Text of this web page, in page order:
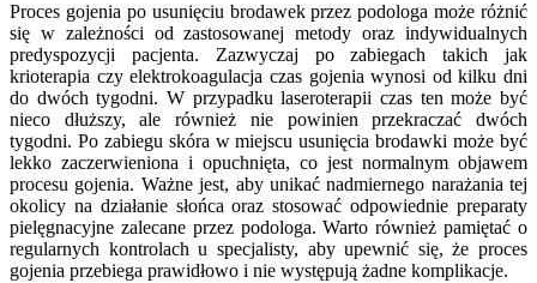
Proces gojenia po usunięciu brodawek przez podologa może różnić
się w zależności od zastosowanej metody oraz indywidualnych
predyspozycji pacjenta. Zazwyczaj po zabiegach takich jak
krioterapia czy elektrokoagulacja czas gojenia wynosi od kilku dni
do dwóch tygodni. W przypadku laseroterapii czas ten może być
nieco dłuższy, ale również nie powinien przekraczać dwóch
tygodni. Po zabiegu skóra w miejscu usunięcia brodawki może być
lekko zaczerwieniona i opuchnięta, co jest normalnym objawem
procesu gojenia. Ważne jest, aby unikać nadmiernego narażania tej
okolicy na działanie słońca oraz stosować odpowiednie preparaty
pielęgnacyjne zalecane przez podologa. Warto również pamiętać o
regularnych kontrolach u specjalisty, aby upewnić się, że proces
gojenia przebiega prawidłowo i nie występują żadne komplikacje.